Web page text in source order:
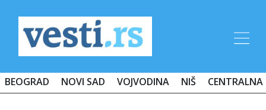
BEOGRAD NOVI SAD VOJVODINA NIŠ CENTRALNA